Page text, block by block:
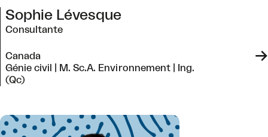
Sophie Lévesque
Consultante
Canada
Génie civil | M. Sc.A. Environnement | Ing.
(Qc)
->